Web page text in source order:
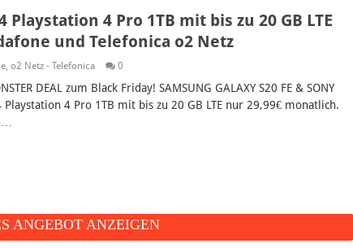
Playstation 4 Pro 1TB mit bis zu 20 GB LTE
und Telefonica o2 Netz
, o2 Netz - Telefonica 0
DEAL zum Black Friday! SAMSUNG GALAXY S20 FE & SONY
Playstation 4 Pro 1TB mit bis zu 20 GB LTE nur 29,99€ monatlich.
…
ANGEBOT ANZEIGEN